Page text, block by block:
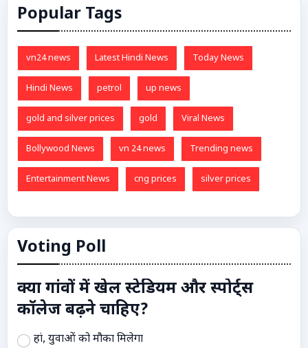
Popular Tags
vn24 news Latest Hindi News Today News
Hindi News petrol up news
gold and silver prices gold Viral News
Bollywood News vn 24 news Trending news
Entertainment News cng prices silver prices
Voting Poll
क्या गांवों में खेल स्टेडियम और स्पोर्ट्स
कॉलेज बढ़ने चाहिए?
हां, युवाओं को मौका मिलेगा